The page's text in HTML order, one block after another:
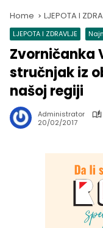
Home LJEPOTA I
LJEPOTA I ZDRAVLJE
Zvorničanka
stručnjak iz
našoj regiji
Administrator
20/02/2017